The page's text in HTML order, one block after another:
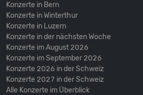
Konzerte in Bern
Konzerte in Winterthur
Konzerte in Luzern
Konzerte in der nächsten Woche
Konzerte im August 2026
Konzerte im September 2026
Konzerte 2026 in der Schweiz
Konzerte 2027 in der Schweiz
Alle Konzerte im Überblick